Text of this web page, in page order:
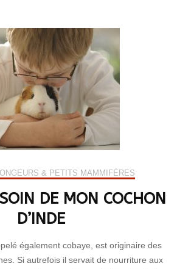
& PETITS MAMMIFÈRES
DE MON COCHON
D’INDE
également cobaye, est originaire des
Si autrefois il servait de nourriture aux